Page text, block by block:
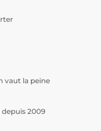
vaut la peine
2009